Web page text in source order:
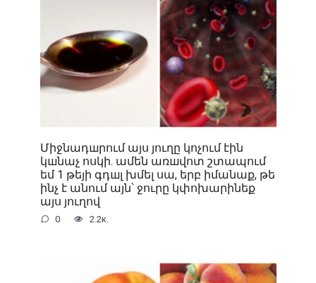
Միջնադшրում այս յուղը կոչում էին
կшնաչ ոսկի. ամեն առшվոտ շտապում
եմ 1 թեյի գդшլ խմել սա, երբ իմանաք, թե
ինչ է անում այն՝ ջուրը կփոխարինեք
այս յուղով
0 2.2к.